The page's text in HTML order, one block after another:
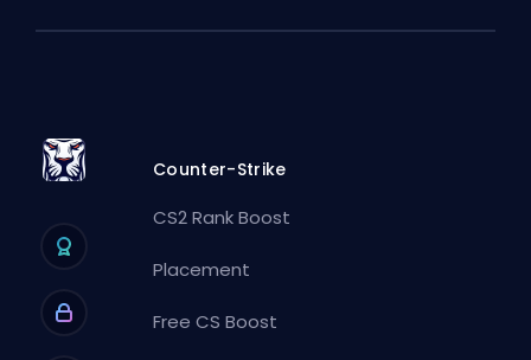
Counter-Strike
CS2 Rank Boost
Placement
Free CS Boost